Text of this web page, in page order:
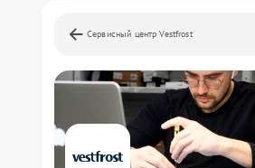
Сервисный центр Vestfrost